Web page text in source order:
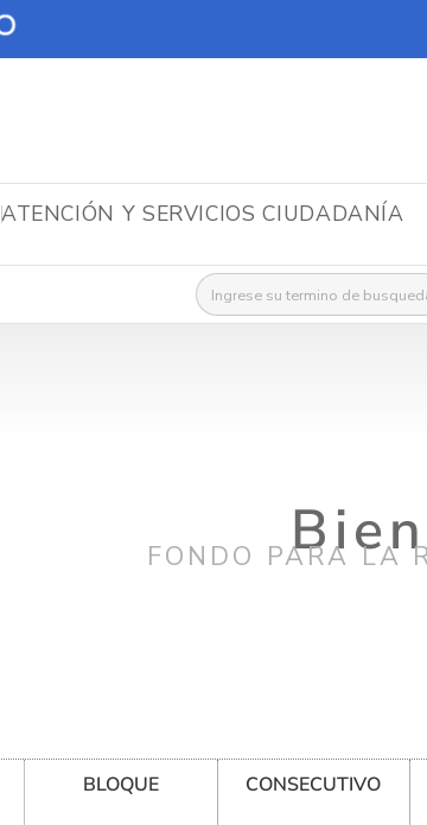
ATENCIÓN Y SERVICIOS CIUDADANÍA
Buscar:
FONDO PARA LA
BLOQUE CONSECUTIVO